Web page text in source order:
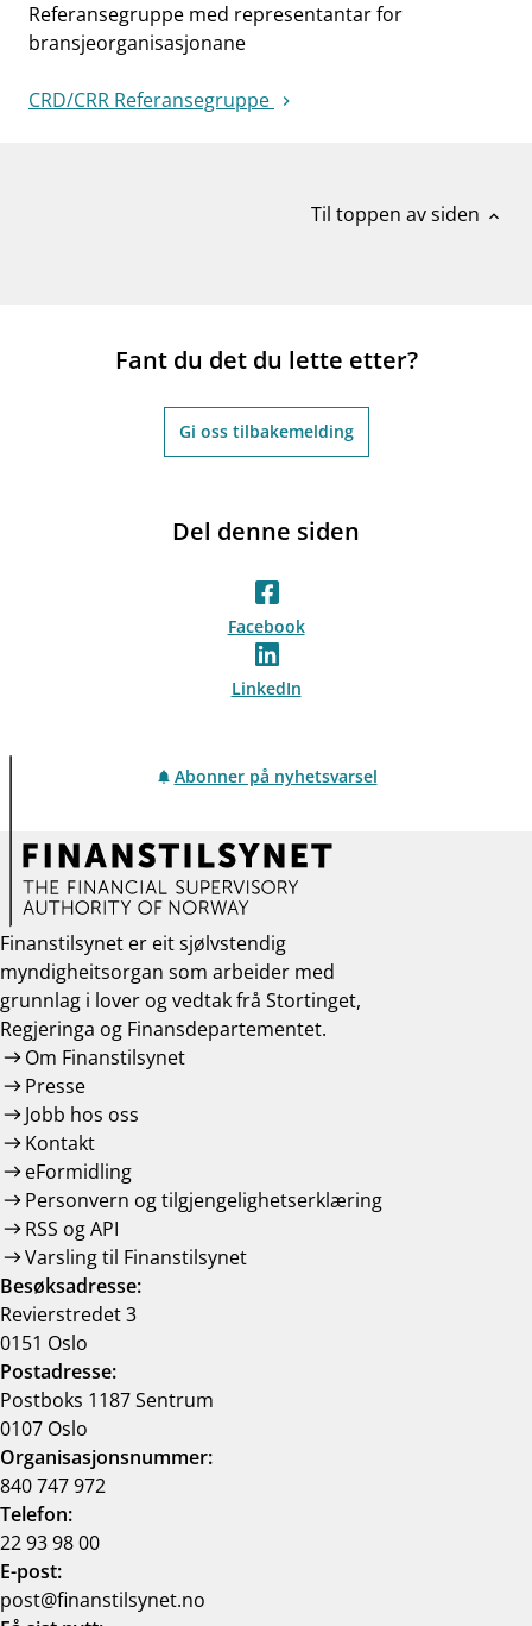
Referansegruppe med representantar for
bransjeorganisasjonane
CRD/CRR Referansegruppe
Til toppen av siden expand_less
Fant du det du lette etter?
Gi oss tilbakemelding
Del denne siden
Facebook
LinkedIn
Abonner på nyhetsvarsel
Finanstilsynet er eit sjølvstendig
myndigheitsorgan som arbeider med
grunnlag i lover og vedtak frå Stortinget,
Regjeringa og Finansdepartementet.
Om Finanstilsynet
Presse
Jobb hos oss
Kontakt
eFormidling
Personvern og tilgjengelighetserklæring
RSS og API
Varsling til Finanstilsynet
Besøksadresse:
Revierstredet 3
0151 Oslo
Postadresse:
Postboks 1187 Sentrum
0107 Oslo
Organisasjonsnummer:
840 747 972
Telefon:
22 93 98 00
E-post:
post@finanstilsynet.no